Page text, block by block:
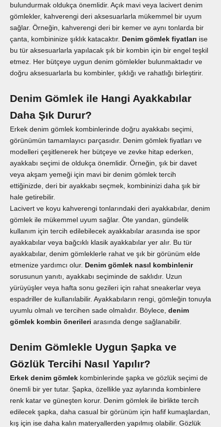
bulundurmak oldukça önemlidir. Açık mavi veya lacivert denim
gömlekler, kahverengi deri aksesuarlarla mükemmel bir uyum
sağlar. Örneğin, kahverengi deri bir kemer ve aynı tonlarda bir
çanta, kombininize şıklık katacaktır. Denim gömlek fiyatları ise
bu tür aksesuarlarla yapılacak şık bir kombin için bir engel teşkil
etmez. Her bütçeye uygun denim gömlekler bulunmaktadır ve
doğru aksesuarlarla bu kombinler, şıklığı ve rahatlığı birleştirir.
Denim Gömlek ile Hangi Ayakkabılar
Daha Şık Durur?
Erkek denim gömlek kombinlerinde doğru ayakkabı seçimi,
görünümün tamamlayıcı parçasıdır. Denim gömlek fiyatları ve
modelleri çeşitlenerek her bütçeye ve zevke hitap ederken,
ayakkabı seçimi de oldukça önemlidir. Örneğin, şık bir davet
veya akşam yemeği için mavi bir denim gömlek tercih
ettiğinizde, deri bir ayakkabı seçmek, kombininizi daha şık bir
hale getirebilir.
Lacivert ve koyu kahverengi tonlarındaki deri ayakkabılar, denim
gömlek ile mükemmel uyum sağlar. Öte yandan, gündelik
kullanım için tercih edilebilecek ayakkabılar arasında ise spor
ayakkabılar veya bağcıklı klasik ayakkabılar yer alır. Bu tür
ayakkabılar, denim gömleklerle rahat ve şık bir görünüm elde
etmenize yardımcı olur. Denim gömlek nasıl kombinlenir
sorusunun yanıtı, ayakkabı seçiminde de saklıdır. Uzun
yürüyüşler veya hafta sonu gezileri için rahat sneakerlar veya
espadriller de kullanılabilir. Ayakkabıların rengi, gömleğin tonuyla
uyumlu olmalı ve tercihen sade olmalıdır. Böylece, denim
gömlek kombin önerileri arasında denge sağlanabilir.
Denim Gömlekle Uygun Şapka ve
Gözlük Tercihi Nasıl Yapılır?
Erkek denim gömlek kombinlerinde şapka ve gözlük seçimi de
önemli bir yer tutar. Şapka, özellikle yaz aylarında kombinlere
renk katar ve güneşten korur. Denim gömlek ile birlikte tercih
edilecek şapka, daha casual bir görünüm için hafif kumaşlardan,
kış için ise daha kalın materyallerden yapılmış olabilir. Gözlük